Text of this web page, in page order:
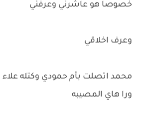
خصوصا هو عاشرني وعرفني
وعرف اخلاقي
محمد اتصلت بأم حمودي وكتله
ورا هاي المصيبه